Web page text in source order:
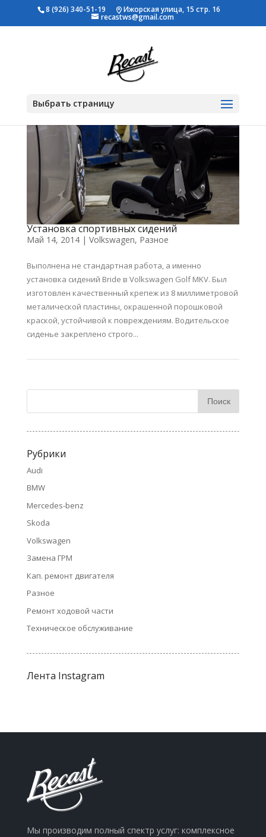
8 (926) 340-51-19 Ижорская улица, 15 стр. 16
recastws@gmail.com
Выбрать страницу
Установка спортивных сидений
Май 14, 2014| Volkswagen, Разное
Выполнена не стандартная работа, а именно
установка сидений Bride в Volkswagen Golf MKV. Был
изготовлен качественный крепеж из 8 миллиметровой
металической пластины, окрашенной порошковой
краской, устойчивой к повреждениям. Водительское
сиденье закреплено строго...
Рубрики
Audi
BMW
Mercedes-benz
Skoda
Volkswagen
Замена ГРМ
Кап. ремонт двигателя
Разное
Ремонт ходовой части
Техническое обслуживание
Лента Instagram
Мы производим полный спектр услуг: комплексное